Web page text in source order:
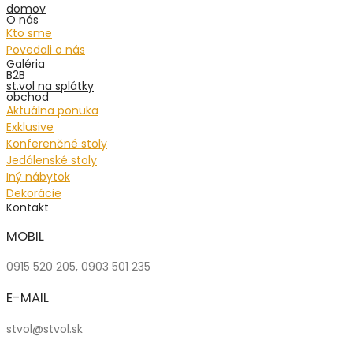
domov
O nás
Kto sme
Povedali o nás
Galéria
B2B
st.vol na splátky
obchod
Aktuálna ponuka
Exklusive
Konferenčné stoly
Jedálenské stoly
Iný nábytok
Dekorácie
Kontakt
MOBIL
0915 520 205, 0903 501 235
E-MAIL
stvol@stvol.sk